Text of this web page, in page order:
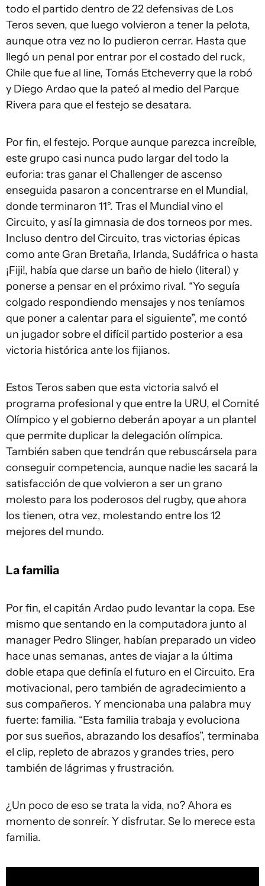
todo el partido dentro de 22 defensivas de Los
Teros seven, que luego volvieron a tener la pelota,
aunque otra vez no lo pudieron cerrar. Hasta que
llegó un penal por entrar por el costado del ruck,
Chile que fue al line, Tomás Etcheverry que la robó
y Diego Ardao que la pateó al medio del Parque
Rivera para que el festejo se desatara.
Por fin, el festejo. Porque aunque parezca increíble,
este grupo casi nunca pudo largar del todo la
euforia: tras ganar el Challenger de ascenso
enseguida pasaron a concentrarse en el Mundial,
donde terminaron 11°. Tras el Mundial vino el
Circuito, y así la gimnasia de dos torneos por mes.
Incluso dentro del Circuito, tras victorias épicas
como ante Gran Bretaña, Irlanda, Sudáfrica o hasta
¡Fiji!, había que darse un baño de hielo (literal) y
ponerse a pensar en el próximo rival. “Yo seguía
colgado respondiendo mensajes y nos teníamos
que poner a calentar para el siguiente”, me contó
un jugador sobre el difícil partido posterior a esa
victoria histórica ante los fijianos.
Estos Teros saben que esta victoria salvó el
programa profesional y que entre la URU, el Comité
Olímpico y el gobierno deberán apoyar a un plantel
que permite duplicar la delegación olímpica.
También saben que tendrán que rebuscársela para
conseguir competencia, aunque nadie les sacará la
satisfacción de que volvieron a ser un grano
molesto para los poderosos del rugby, que ahora
los tienen, otra vez, molestando entre los 12
mejores del mundo.
La familia
Por fin, el capitán Ardao pudo levantar la copa. Ese
mismo que sentando en la computadora junto al
manager Pedro Slinger, habían preparado un video
hace unas semanas, antes de viajar a la última
doble etapa que definía el futuro en el Circuito. Era
motivacional, pero también de agradecimiento a
sus compañeros. Y mencionaba una palabra muy
fuerte: familia. “Esta familia trabaja y evoluciona
por sus sueños, abrazando los desafíos”, terminaba
el clip, repleto de abrazos y grandes tries, pero
también de lágrimas y frustración.
¿Un poco de eso se trata la vida, no? Ahora es
momento de sonreír. Y disfrutar. Se lo merece esta
familia.